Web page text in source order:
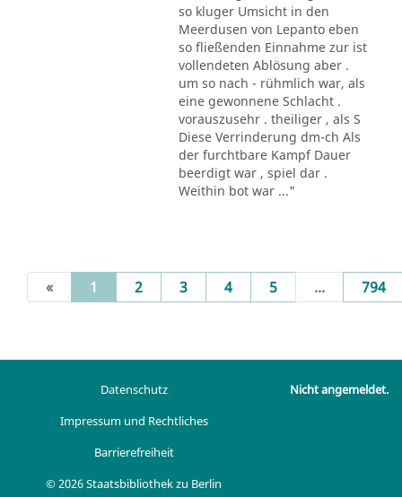
so kluger Umsicht in den
Meerdusen von Lepanto eben
so fließenden Einnahme zur ist
vollendeten Ablösung aber .
um so nach - rühmlich war, als
eine gewonnene Schlacht .
vorauszusehr . theiliger , als S
Diese Verrinderung dm-ch Als
der furchtbare Kampf Dauer
beerdigt war , spiel dar .
Weithin bot war ..."
« 1 (current)
2 3 4 5 ... 794
Datenschutz
Impressum und Rechtliches
Barrierefreiheit
© 2026 Staatsbibliothek zu Berlin
Nicht angemeldet.